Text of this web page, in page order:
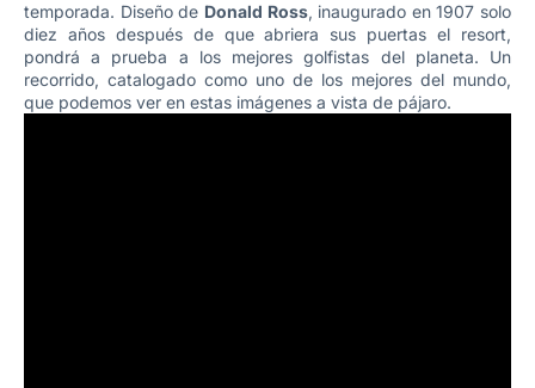
temporada. Diseño de Donald Ross, inaugurado en 1907 solo
diez años después de que abriera sus puertas el resort,
pondrá a prueba a los mejores golfistas del planeta. Un
recorrido, catalogado como uno de los mejores del mundo,
que podemos ver en estas imágenes a vista de pájaro.